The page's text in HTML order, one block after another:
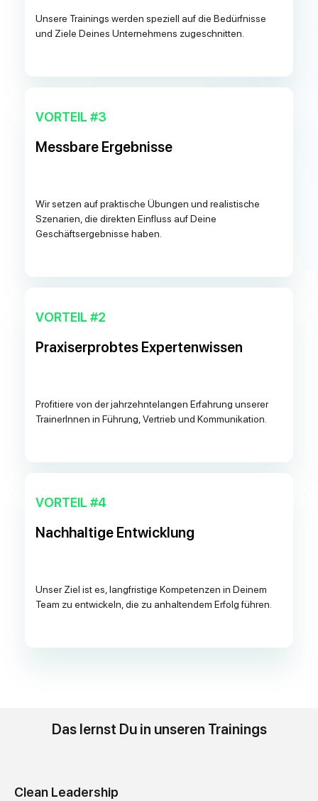
Unsere Trainings werden speziell auf die Bedürfnisse
und Ziele Deines Unternehmens zugeschnitten.
VORTEIL #3
Messbare Ergebnisse
Wir setzen auf praktische Übungen und realistische
Szenarien, die direkten Einfluss auf Deine
Geschäftsergebnisse haben.
VORTEIL #2
Praxiserprobtes Expertenwissen
Profitiere von der jahrzehntelangen Erfahrung unserer
TrainerInnen in Führung, Vertrieb und Kommunikation.
VORTEIL #4
Nachhaltige Entwicklung
Unser Ziel ist es, langfristige Kompetenzen in Deinem
Team zu entwickeln, die zu anhaltendem Erfolg führen.
Das lernst Du in unseren Trainings
Clean Leadership